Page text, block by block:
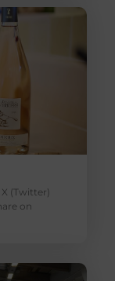
(Twitter)
on